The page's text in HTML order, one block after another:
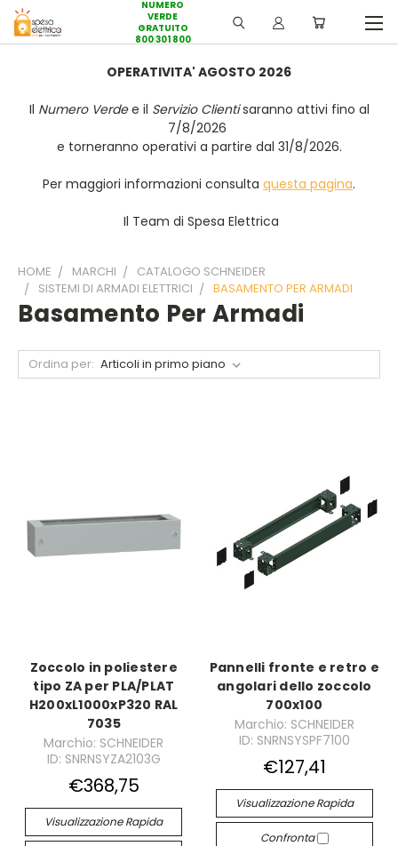
NUMERO
VERDE
GRATUITO
800 301 800
OPERATIVITA' AGOSTO 2026
Il Numero Verdee il Servizio Clientisaranno attivi fino al
7/8/2026
e torneranno operativi a partire dal 31/8/2026.
Per maggiori informazioni consulta questa pagina.
Il Team di Spesa Elettrica
HOME MARCHI
CATALOGO SCHNEIDER
SISTEMI DI ARMADI ELETTRICI
BASAMENTO PER ARMADI
Basamento Per Armadi
Ordina per:
Zoccolo in poliestere
tipo ZA per PLA/PLAT
H200xL1000xP320 RAL
7035
Marchio: SCHNEIDER
ID: SNRNSYZA2103G
€368,75
Visualizzazione Rapida
Pannelli fronte e retro e
angolari dello zoccolo
700x100
Marchio: SCHNEIDER
ID: SNRNSYSPF7100
€127,41
Visualizzazione Rapida
Confronta